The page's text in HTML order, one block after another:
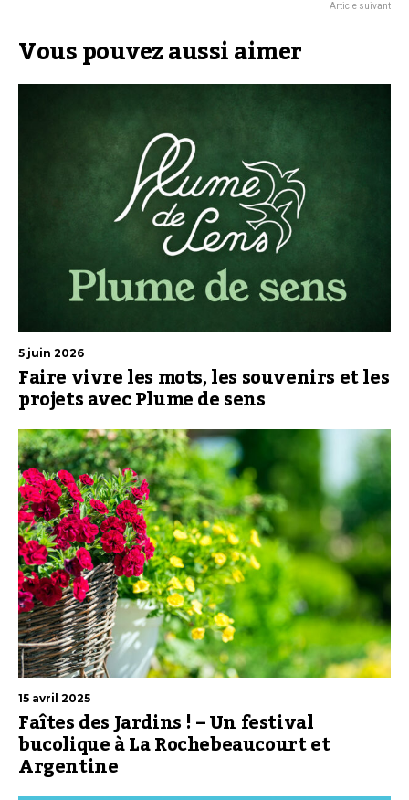
Article suivant
Vous pouvez aussi aimer
5 juin 2026
Faire vivre les mots, les souvenirs et les
projets avec Plume de sens
15 avril 2025
Faîtes des Jardins ! – Un festival
bucolique à La Rochebeaucourt et
Argentine